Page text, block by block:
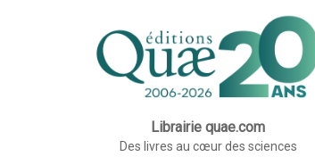
Librairie quae.com
Des livres au cœur des sciences